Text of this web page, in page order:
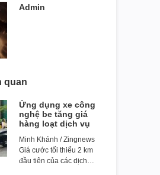
Admin
quan
Ứng dụng xe công
nghệ be tăng giá
hàng loạt dịch vụ
Minh Khánh / Zingnews
Giá cước tối thiểu 2 km
đầu tiên của các dịch…